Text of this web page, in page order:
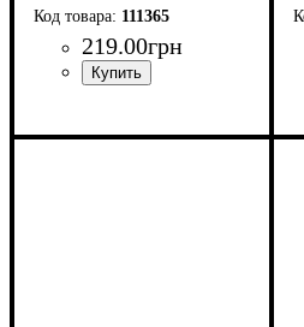
111365
219.00грн